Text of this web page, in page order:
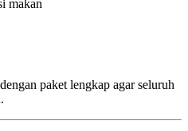
makan
paket lengkap agar seluruh